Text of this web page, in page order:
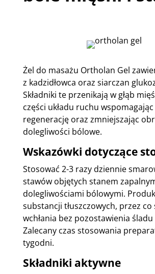
Żel do masażu Ortholan Gel
z kadzidłowca oraz siarczan
Składniki te przenikają w głąb
części układu ruchu
regenerację oraz zmniejszając
dolegliwości bólowe.
Wskazówki dotyczące
Stosować 2-3 razy dziennie
stawów objętych stanem
dolegliwościami bólowymi.
substancji tłuszczowych, przez co
wchłania bez pozostawienia
Zalecany czas stosowania
tygodni.
Składniki aktywne